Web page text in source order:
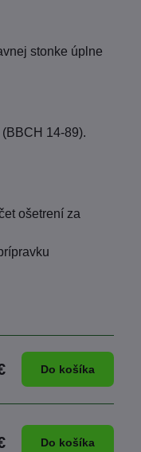
stonke úplne
14-89).
ošetrení za
Do košíka
Do košíka